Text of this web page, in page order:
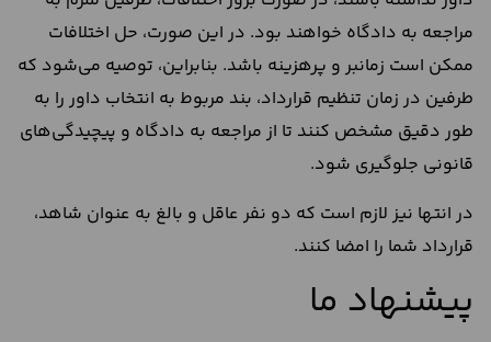
مراجعه به دادگاه خواهند بود. در این صورت، حل اختلافات
ممکن است زمانبر و پرهزینه باشد. بنابراین، توصیه می‌شود که
طرفین در زمان تنظیم قرارداد، بند مربوط به انتخاب داور را به
طور دقیق مشخص کنند تا از مراجعه به دادگاه و پیچیدگی‌های
قانونی جلوگیری شود.
در انتها نیز لازم است که دو نفر عاقل و بالغ به عنوان شاهد،
قرارداد شما را امضا کنند.
پیشنهاد ما